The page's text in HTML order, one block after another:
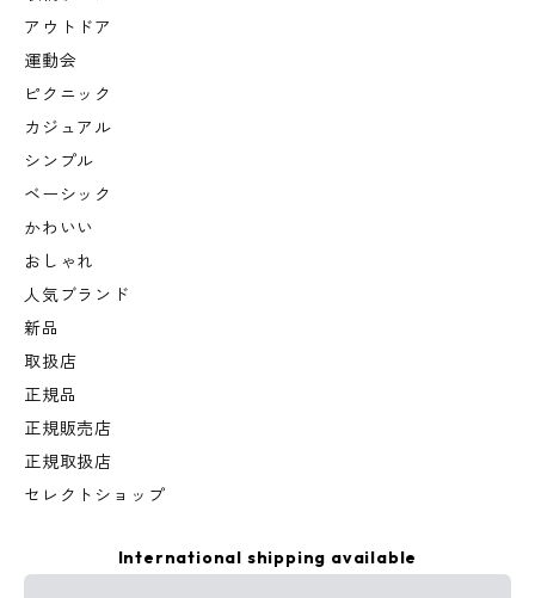
アウトドア
運動会
ピクニック
カジュアル
シンプル
ベーシック
かわいい
おしゃれ
人気ブランド
新品
取扱店
正規品
正規販売店
正規取扱店
セレクトショップ
International shipping available